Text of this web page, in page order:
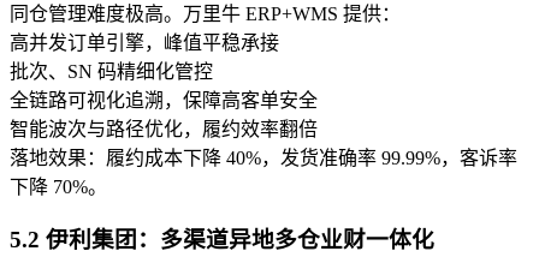
同仓管理难度极高。万里牛 ERP+WMS 提供：
高并发订单引擎，峰值平稳承接
批次、SN 码精细化管控
全链路可视化追溯，保障高客单安全
智能波次与路径优化，履约效率翻倍
落地效果：履约成本下降 40%，发货准确率 99.99%，客诉率
下降 70%。
5.2 伊利集团：多渠道异地多仓业财一体化